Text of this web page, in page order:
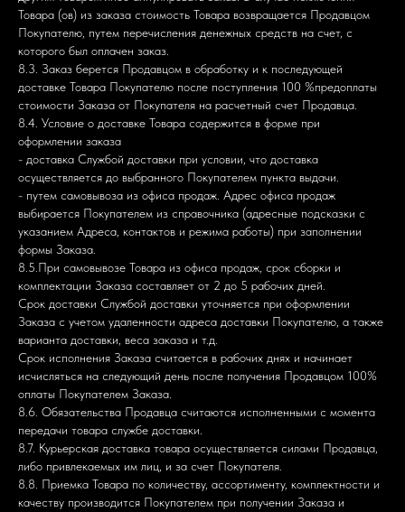
Товара (ов) из заказа стоимость Товара возвращается Продавцом
Покупателю, путем перечисления денежных средств на счет, с
которого был оплачен заказ.
8.3. Заказ берется Продавцом в обработку и к последующей
доставке Товара Покупателю после поступления 100 %предоплаты
стоимости Заказа от Покупателя на расчетный счет Продавца.
8.4. Условие о доставке Товара содержится в форме при
оформлении заказа
- доставка Службой доставки при условии, что доставка
осуществляется до выбранного Покупателем пункта выдачи.
- путем самовывоза из офиса продаж. Адрес офиса продаж
выбирается Покупателем из справочника (адресные подсказки с
указанием Адреса, контактов и режима работы) при заполнении
формы Заказа.
8.5.При самовывозе Товара из офиса продаж, срок сборки и
комплектации Заказа составляет от 2 до 5 рабочих дней.
Срок доставки Службой доставки уточняется при оформлении
Заказа с учетом удаленности адреса доставки Покупателю, а также
варианта доставки, веса заказа и т.д.
Срок исполнения Заказа считается в рабочих днях и начинает
исчисляться на следующий день после получения Продавцом 100%
оплаты Покупателем Заказа.
8.6. Обязательства Продавца считаются исполненными с момента
передачи товара службе доставки.
8.7. Курьерская доставка товара осуществляется силами Продавца,
либо привлекаемых им лиц, и за счет Покупателя.
8.8. Приемка Товара по количеству, ассортименту, комплектности и
качеству производится Покупателем при получении Заказа и